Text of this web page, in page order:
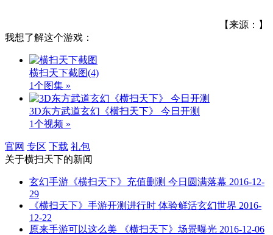
【来源：】
我想了解这个游戏：
横扫天下截图(4)
1个图集 »
3D东方武道玄幻《横扫天下》 今日开测
1个视频 »
官网 专区 下载 礼包
关于横扫天下的新闻
玄幻手游《横扫天下》充值删测 今日圆满落幕 2016-12-
29
《横扫天下》手游开测进行时 体验鲜活玄幻世界 2016-
12-22
原来手游可以这么美 《横扫天下》场景曝光 2016-12-06